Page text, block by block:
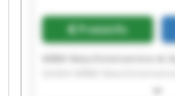
Gebrauchtmaschinen
Preisinfo
Gebrauchtmaschinen GmbH